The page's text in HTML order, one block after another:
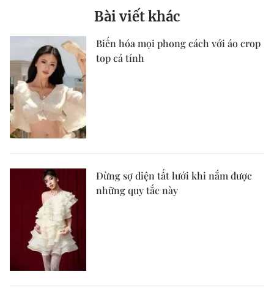
Bài viết khác
Biến hóa mọi phong cách với áo crop
top cá tính
Đừng sợ diện tất lưới khi nắm được
những quy tắc này